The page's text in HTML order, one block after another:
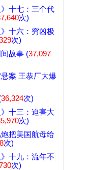
十七：三个代
次)
十六：穷凶极
次)
故事 (37,097
案 王恭厂大爆
36,324次)
十三：迫害大
次)
把美国航母给
次)
十九：流年不
次)